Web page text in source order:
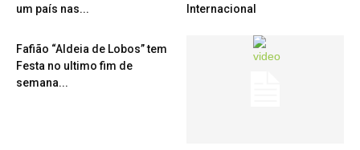
um país nas...
Internacional
Fafião “Aldeia de Lobos” tem
Festa no ultimo fim de
semana...